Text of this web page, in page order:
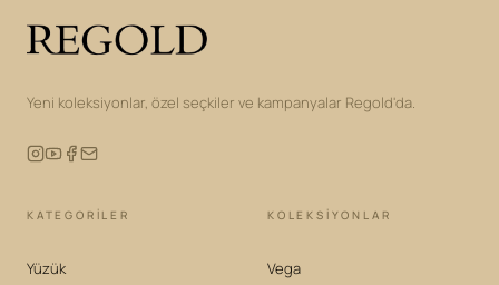
Yeni koleksiyonlar, özel seçkiler ve kampanyalar Regold'da.
KATEGORILER
Yüzük
KOLEKSIYONLAR
Vega